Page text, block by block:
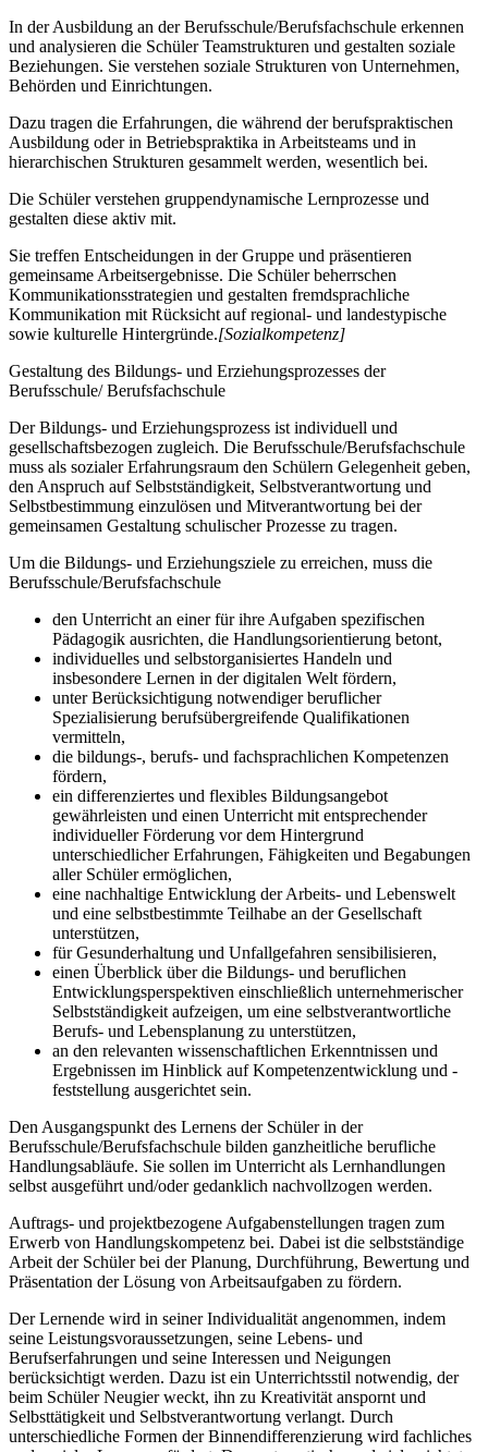
In der Ausbildung an der Berufsschule/Berufsfachschule erkennen
und analysieren die Schüler Teamstrukturen und gestalten soziale
Beziehungen. Sie verstehen soziale Strukturen von Unternehmen,
Behörden und Einrichtungen.
Dazu tragen die Erfahrungen, die während der berufspraktischen
Ausbildung oder in Betriebspraktika in Arbeitsteams und in
hierarchischen Strukturen gesammelt werden, wesentlich bei.
Die Schüler verstehen gruppendynamische Lernprozesse und
gestalten diese aktiv mit.
Sie treffen Entscheidungen in der Gruppe und präsentieren
gemeinsame Arbeitsergebnisse. Die Schüler beherrschen
Kommunikationsstrategien und gestalten fremdsprachliche
Kommunikation mit Rücksicht auf regional- und landestypische
sowie kulturelle Hintergründe.[Sozialkompetenz]
Gestaltung des Bildungs- und Erziehungsprozesses der
Berufsschule/ Berufsfachschule
Der Bildungs- und Erziehungsprozess ist individuell und
gesellschaftsbezogen zugleich. Die Berufsschule/Berufsfachschule
muss als sozialer Erfahrungsraum den Schülern Gelegenheit geben,
den Anspruch auf Selbstständigkeit, Selbstverantwortung und
Selbstbestimmung einzulösen und Mitverantwortung bei der
gemeinsamen Gestaltung schulischer Prozesse zu tragen.
Um die Bildungs- und Erziehungsziele zu erreichen, muss die
Berufsschule/Berufsfachschule
den Unterricht an einer für ihre Aufgaben spezifischen
Pädagogik ausrichten, die Handlungsorientierung betont,
individuelles und selbstorganisiertes Handeln und
insbesondere Lernen in der digitalen Welt fördern,
unter Berücksichtigung notwendiger beruflicher
Spezialisierung berufsübergreifende Qualifikationen
vermitteln,
die bildungs-, berufs- und fachsprachlichen Kompetenzen
fördern,
ein differenziertes und flexibles Bildungsangebot
gewährleisten und einen Unterricht mit entsprechender
individueller Förderung vor dem Hintergrund
unterschiedlicher Erfahrungen, Fähigkeiten und Begabungen
aller Schüler ermöglichen,
eine nachhaltige Entwicklung der Arbeits- und Lebenswelt
und eine selbstbestimmte Teilhabe an der Gesellschaft
unterstützen,
für Gesunderhaltung und Unfallgefahren sensibilisieren,
einen Überblick über die Bildungs- und beruflichen
Entwicklungsperspektiven einschließlich unternehmerischer
Selbstständigkeit aufzeigen, um eine selbstverantwortliche
Berufs- und Lebensplanung zu unterstützen,
an den relevanten wissenschaftlichen Erkenntnissen und
Ergebnissen im Hinblick auf Kompetenzentwicklung und -
feststellung ausgerichtet sein.
Den Ausgangspunkt des Lernens der Schüler in der
Berufsschule/Berufsfachschule bilden ganzheitliche berufliche
Handlungsabläufe. Sie sollen im Unterricht als Lernhandlungen
selbst ausgeführt und/oder gedanklich nachvollzogen werden.
Auftrags- und projektbezogene Aufgabenstellungen tragen zum
Erwerb von Handlungskompetenz bei. Dabei ist die selbstständige
Arbeit der Schüler bei der Planung, Durchführung, Bewertung und
Präsentation der Lösung von Arbeitsaufgaben zu fördern.
Der Lernende wird in seiner Individualität angenommen, indem
seine Leistungsvoraussetzungen, seine Lebens- und
Berufserfahrungen und seine Interessen und Neigungen
berücksichtigt werden. Dazu ist ein Unterrichtsstil notwendig, der
beim Schüler Neugier weckt, ihn zu Kreativität anspornt und
Selbsttätigkeit und Selbstverantwortung verlangt. Durch
unterschiedliche Formen der Binnendifferenzierung wird fachliches